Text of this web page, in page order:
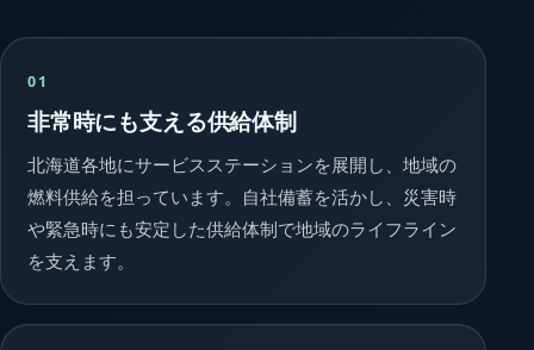
01
非常時にも支える供給体制
北海道各地にサービスステーションを展開し、地域の
燃料供給を担っています。自社備蓄を活かし、災害時
や緊急時にも安定した供給体制で地域のライフライン
を支えます。